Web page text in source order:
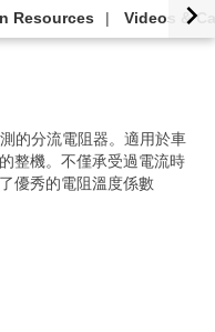
Resources Videos &
的分流電阻器。適用於車
整機。不僅承受過電流時
優秀的電阻溫度係數